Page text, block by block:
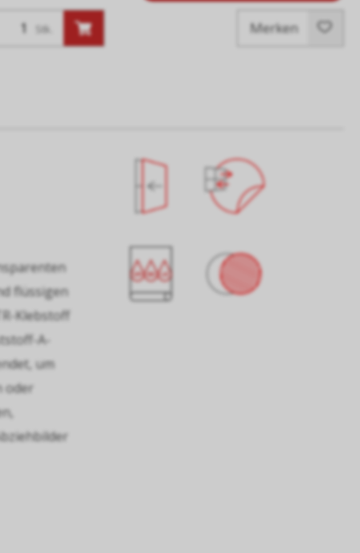
Stk. Merken
flüssigen
Klebstoff
A-
um
oder